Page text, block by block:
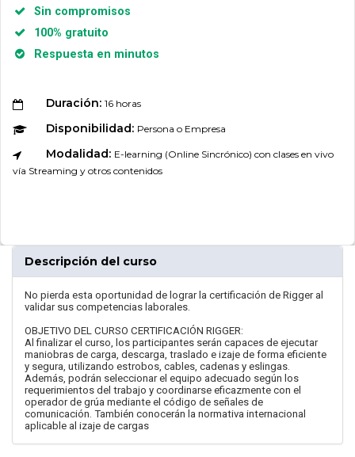
Sin compromisos
100% gratuito
Respuesta en minutos
Duración: 16 horas
Disponibilidad: Persona o Empresa
Modalidad: E-learning (Online Sincrónico) con clases en vivo
vía Streaming y otros contenidos
Descripción del curso
No pierda esta oportunidad de lograr la certificación de Rigger al
validar sus competencias laborales.
OBJETIVO DEL CURSO CERTIFICACIÓN RIGGER:
Al finalizar el curso, los participantes serán capaces de ejecutar
maniobras de carga, descarga, traslado e izaje de forma eficiente
y segura, utilizando estrobos, cables, cadenas y eslingas.
Además, podrán seleccionar el equipo adecuado según los
requerimientos del trabajo y coordinarse eficazmente con el
operador de grúa mediante el código de señales de
comunicación. También conocerán la normativa internacional
aplicable al izaje de cargas